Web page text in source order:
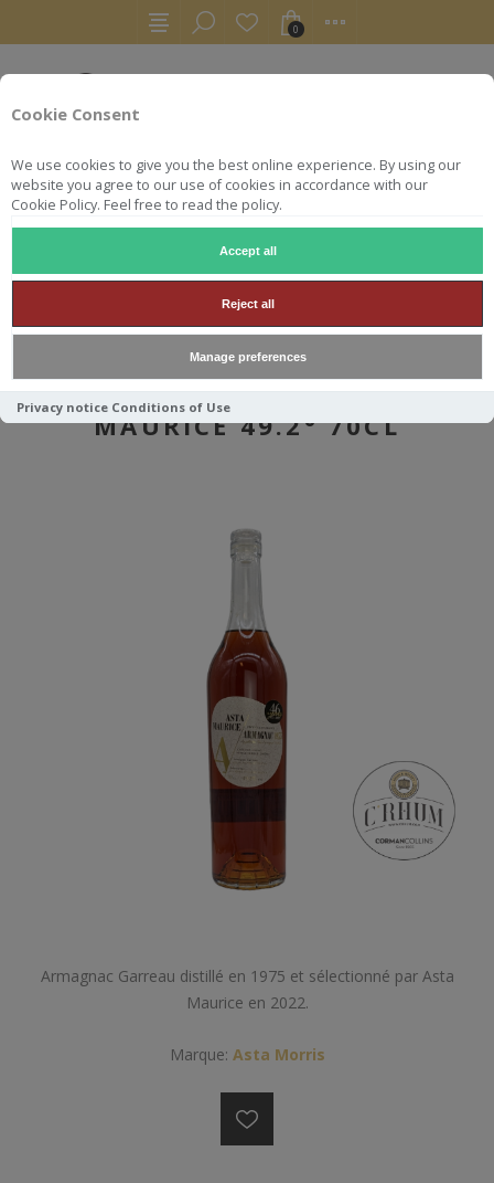
Cookie Consent
We use cookies to give you the best online experience. By using our
website you agree to our use of cookies in accordance with our
Cookie Policy. Feel free to read the policy.
Accept all
Reject all
Manage preferences
Privacy notice Conditions of Use
0
ARMAGNAC 1975 46Y ASTA MAURICE 49.2° 70CL
ARMAGNAC 1975 46Y ASTA
MAURICE 49.2° 70CL
Armagnac Garreau distillé en 1975 et sélectionné par Asta
Maurice en 2022.
Marque: Asta Morris